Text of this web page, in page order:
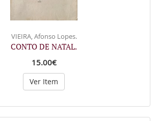
VIEIRA, Afonso Lopes.
CONTO DE NATAL.
15.00€
Ver Item